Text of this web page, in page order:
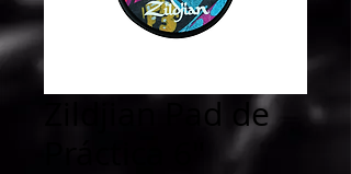
Zildjian Pad de